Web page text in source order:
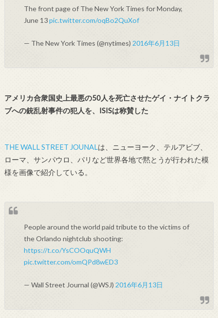
The front page of The New York Times for Monday,
June 13pic.twitter.com/oqBo2QuXof
— The New York Times (@nytimes)2016年6月13日
アメリカ合衆国史上最悪の50人を死亡させたゲイ・ナイトクラ
ブへの銃乱射事件の犯人を、ISISは称賛した
THE WALL STREET JOUNALは、ニューヨーク、テルアビブ、
ローマ、サンパウロ、パリなど世界各地で黙とうが行われた模
様を画像で紹介している。
People around the world paid tribute to the victims of
the Orlando nightclub shooting:
https://t.co/YsCOOquQWH
pic.twitter.com/omQPd8wED3
— Wall Street Journal (@WSJ)2016年6月13日